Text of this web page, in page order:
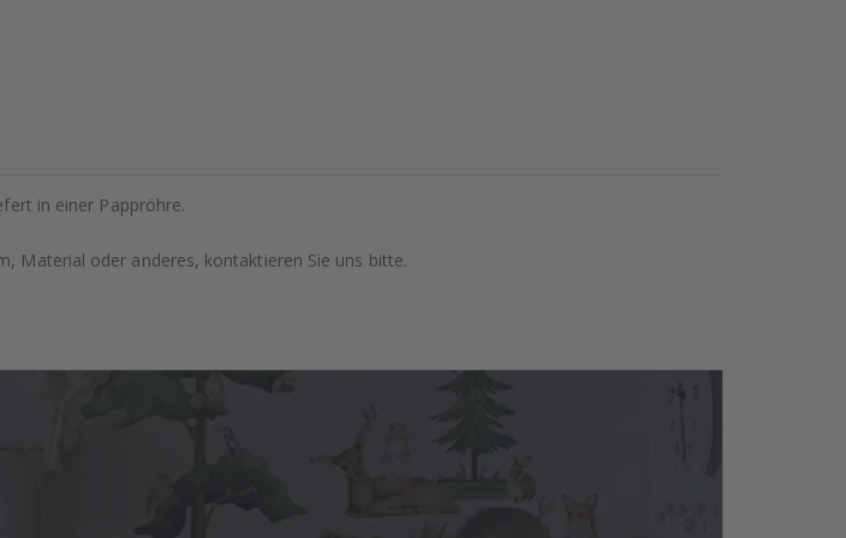
in einer Pappröhre.
Material oder anderes, kontaktieren Sie uns bitte.